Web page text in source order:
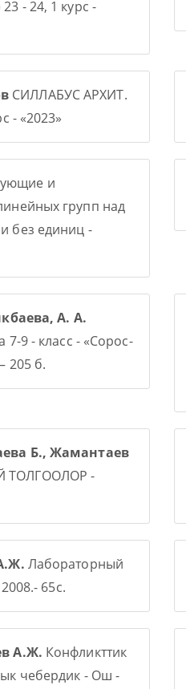
- 24, 1 курс -
СИЛЛАБУС АРХИТ.
- «2023»
и
групп над
без единиц -
А. А.
9 - класс - «Сорос-
205 б.
Б., Жамантаев
-
Лабораторный
65с.
А.Ж. Конфликттик
чебердик - Ош -